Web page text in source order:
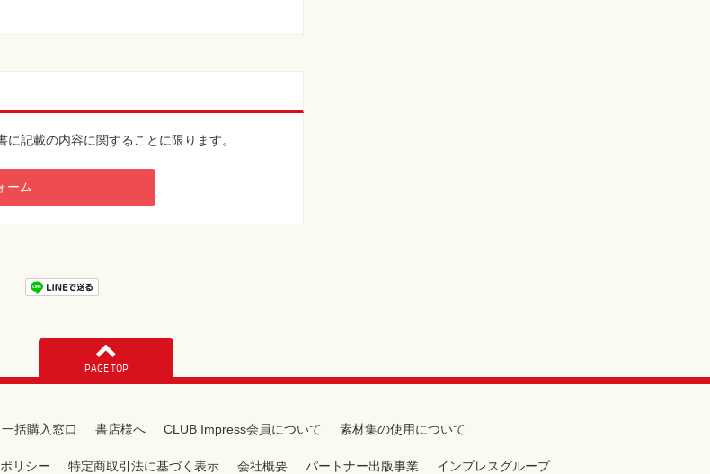
記載の内容に関することに限ります。
ーム
PAGE TOP
一括購入窓口 書店様へ CLUB Impress会員について 素材集の使用について
リシー 特定商取引法に基づく表示 会社概要 パートナー出版事業 インプレスグループ